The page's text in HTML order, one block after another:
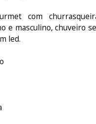
com
e masculino, chuveiro
led.